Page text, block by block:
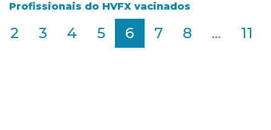
Profissionais do HVFX vacinados
2 3 4 5 6 7 8 ... 11